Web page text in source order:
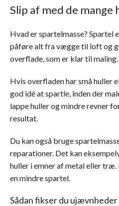
Slip af med de mange
Hvad er spartelmasse? Spartel
påføre alt fra vægge til loft og
overflade, som er klar til maling.
Hvis overfladen har små huller
god idé at spartle, inden der
lappe huller og mindre revner
resultat.
Du kan også bruge
reparationer. Det kan
huller i emner af metal eller træ.
en mindre spartel.
Sådan fikser du